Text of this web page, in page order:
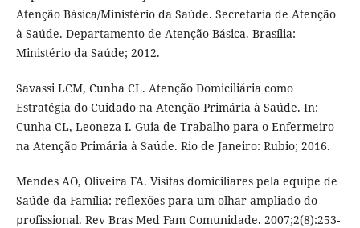
Atenção Básica/Ministério da Saúde. Secretaria de Atenção
à Saúde. Departamento de Atenção Básica. Brasília:
Ministério da Saúde; 2012.
Savassi LCM, Cunha CL. Atenção Domiciliária como
Estratégia do Cuidado na Atenção Primária à Saúde. In:
Cunha CL, Leoneza I. Guia de Trabalho para o Enfermeiro
na Atenção Primária à Saúde. Rio de Janeiro: Rubio; 2016.
Mendes AO, Oliveira FA. Visitas domiciliares pela equipe de
Saúde da Família: reflexões para um olhar ampliado do
profissional. Rev Bras Med Fam Comunidade. 2007;2(8):253-